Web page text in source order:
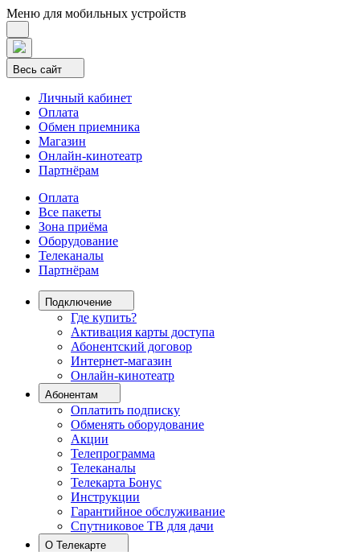
Меню для мобильных устройств
Весь сайт
Личный кабинет
Оплата
Обмен приемника
Магазин
Онлайн-кинотеатр
Партнёрам
Оплата
Все пакеты
Зона приёма
Оборудование
Телеканалы
Партнёрам
Подключение
Где купить?
Активация карты доступа
Абонентский договор
Интернет-магазин
Онлайн-кинотеатр
Абонентам
Оплатить подписку
Обменять оборудование
Акции
Телепрограмма
Телеканалы
Телекарта Бонус
Инструкции
Гарантийное обслуживание
Спутниковое ТВ для дачи
О Телекарте